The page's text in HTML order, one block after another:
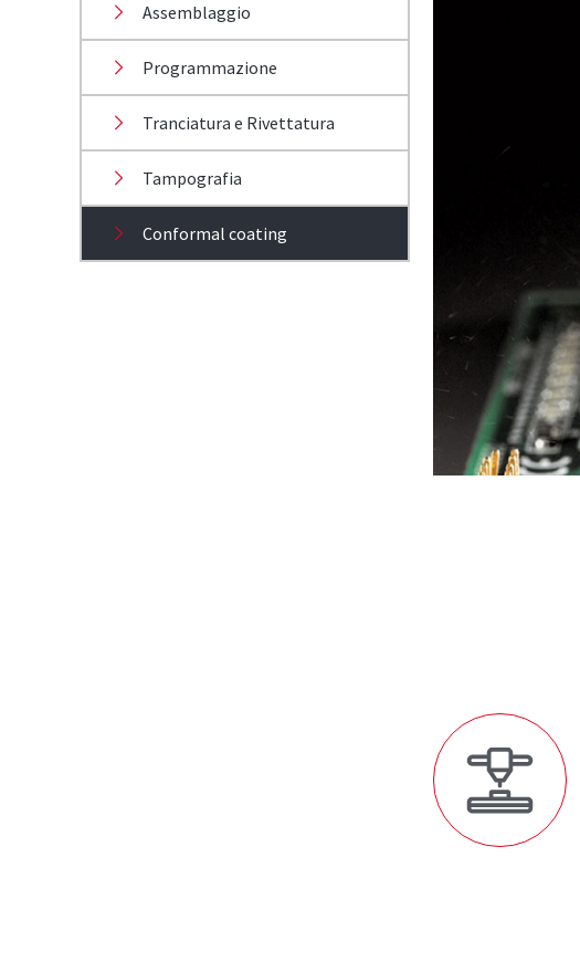
Assemblaggio
Programmazione
Tranciatura e Rivettatura
Tampografia
Conformal coating